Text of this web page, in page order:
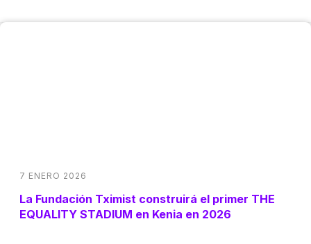
7 ENERO 2026
La Fundación Tximist construirá el primer THE
EQUALITY STADIUM en Kenia en 2026